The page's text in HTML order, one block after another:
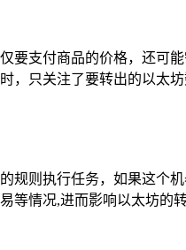
支付商品的价格，还可
只关注了要转出的以太
则执行任务，如果这个
等情况,进而影响以太坊的转